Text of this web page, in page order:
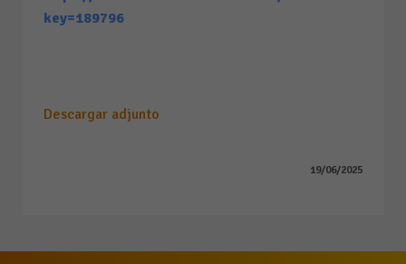
key=189796
Descargar adjunto
19/06/2025